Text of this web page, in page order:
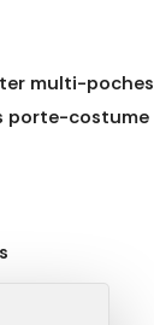
multi-poches
porte-costume